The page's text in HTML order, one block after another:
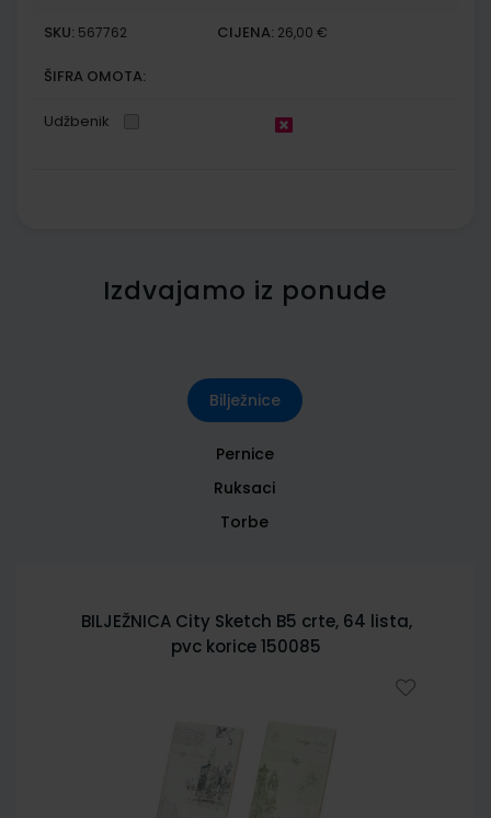
SKU: 567762 CIJENA: 26,00 €
ŠIFRA OMOTA:
Udžbenik
Izdvajamo iz ponude
Bilježnice
Pernice
Ruksaci
Torbe
BILJEŽNICA City Sketch B5 crte, 64 lista,
pvc korice 150085